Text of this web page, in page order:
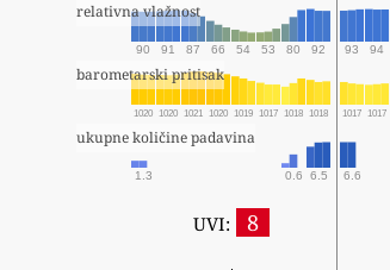
relativna vlažnost
90 91 87 66 54 53 80 92 93 94
barometarski pritisak
1020 1020 1021 1020 1019 1017 1018 1018 1017 1017
ukupne količine padavina
1.3 0.6 6.5 6.6
UVI: 8